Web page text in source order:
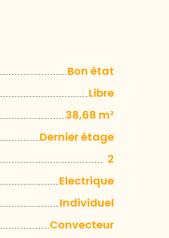
Bon état
Libre
38,68 m²
Dernier étage
2
Electrique
Individuel
Convecteur